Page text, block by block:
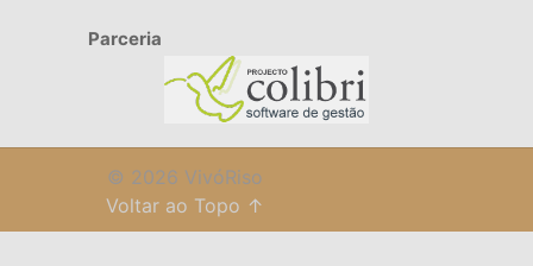
Parceria
© 2026 VivóRiso
Voltar ao Topo ↑